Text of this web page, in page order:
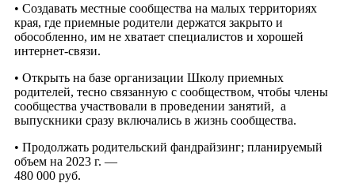
• Создавать местные сообщества на малых территориях
края, где приемные родители держатся закрыто и
обособленно, им не хватает специалистов и хорошей
интернет-связи.
• Открыть на базе организации Школу приемных
родителей, тесно связанную с сообществом, чтобы члены
сообщества участвовали в проведении занятий, а
выпускники сразу включались в жизнь сообщества.
• Продолжать родительский фандрайзинг; планируемый
объем на 2023 г. —
480 000 руб.